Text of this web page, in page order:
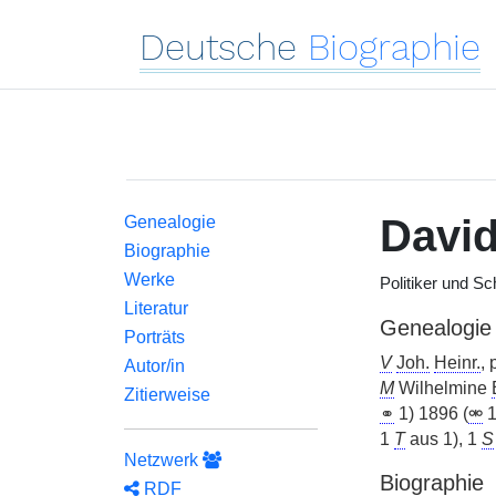
Deutsche Biographie
Genealogie
Biographie
Werke
Literatur
Porträts
Autor/in
Zitierweise
Netzwerk
RDF
Politiker und
Genealogie
V Joh. Heinr.,
MWilhelmine
⚭ 1) 1896 (⚮
1 Taus 1), 1 S
Biographie